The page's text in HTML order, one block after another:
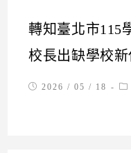
轉知臺北市115
校長出缺學校
Post2026 / 05 / 18